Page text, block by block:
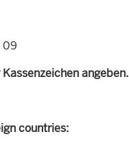
09
angeben.
countries: